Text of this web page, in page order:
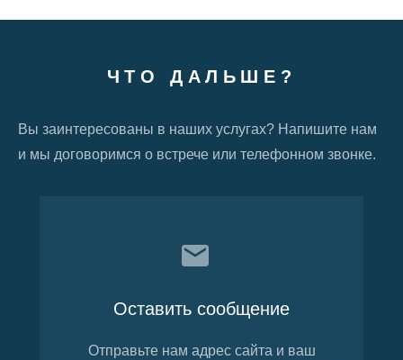
ЧТО ДАЛЬШЕ?
Вы заинтересованы в наших услугах? Напишите нам
и мы договоримся о встрече или телефонном звонке.
Оставить сообщение
Отправьте нам адрес сайта и ваш